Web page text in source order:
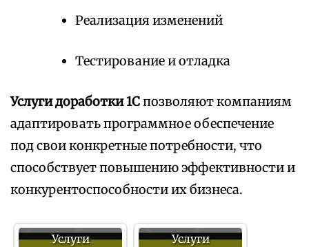
Реализация изменений
Тестирование и отладка
Услуги доработки 1Спозволяют компаниям
адаптировать программное обеспечение
под свои конкретные потребности, что
способствует повышению эффективности и
конкурентоспособности их бизнеса.
Услуги
Услуги